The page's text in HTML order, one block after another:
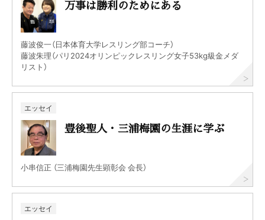
万事は勝利のためにある
藤波俊一（日本体育大学レスリング部コーチ）
藤波朱理（パリ2024オリンピックレスリング女子53kg級金メダ
リスト）
エッセイ
豊後聖人・三浦梅園の生涯に学ぶ
小串信正 （三浦梅園先生顕彰会 会長）
エッセイ